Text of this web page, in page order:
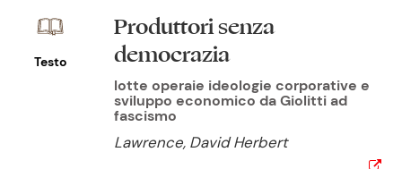
Testo
Produttori senza
democrazia
lotte operaie ideologie corporative e
sviluppo economico da Giolitti ad
fascismo
Lawrence, David Herbert